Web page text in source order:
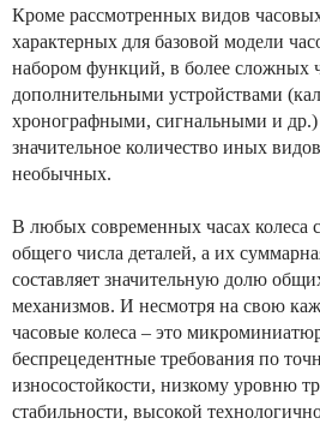
Кроме рассмотренных видов
характерных для базовой модели
набором функций, в более сложных
дополнительными устройствами
хронографными, сигнальными и др.)
значительное количество иных
необычных.
В любых современных часах колеса
общего числа деталей, а их
составляет значительную долю
механизмов. И несмотря на свою
часовые колеса – это
беспрецедентные требования по
износостойкости, низкому уровню
стабильности, высокой